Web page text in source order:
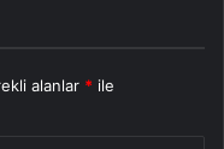
alanlar * ile